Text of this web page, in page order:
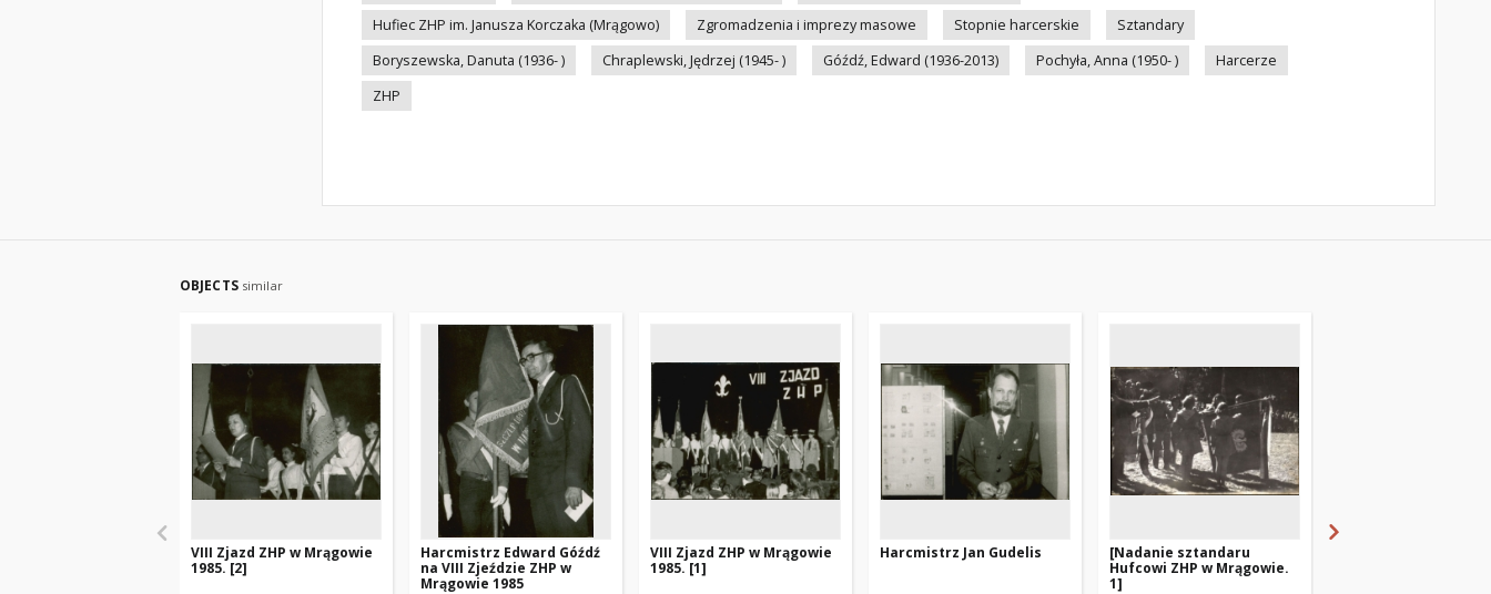
Hufiec ZHP im. Janusza Korczaka (Mrągowo)
Zgromadzenia i imprezy masowe Stopnie harcerskie
Sztandary
Boryszewska, Danuta (1936- )
Chraplewski, Jędrzej (1945- ) Góźdź, Edward (1936-2013) Pochyła, Anna (1950- )
Harcerze
ZHP
OBJECTS similar
VIII Zjazd ZHP w Mrągowie
1985. [2]
Harcmistrz Edward Góźdź
na VIII Zjeździe ZHP w
Mrągowie 1985
VIII Zjazd ZHP w Mrągowie
1985. [1]
Harcmistrz Jan Gudelis
[Nadanie sztandaru
Hufcowi ZHP w Mrągowie.
1]